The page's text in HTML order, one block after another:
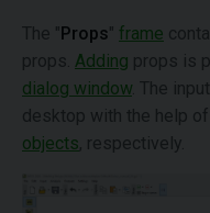
The "Props" frame
props. Adding props is
dialog window . The
desktop with the help of
objects, respectively.